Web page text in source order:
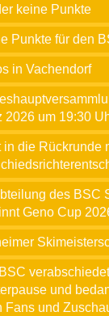
keine Punkte
Punkte für den
in Vachendorf
2026 um 19:30
in die Rückrunde
des BSC
Geno Cup
und
Fans und